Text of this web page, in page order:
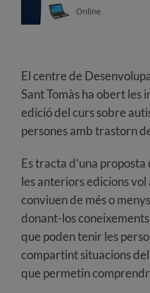
El centre de
Sant Tomàs ha obert les
edició del curs sobre
persones amb trastorn
Es tracta d’una
les anteriors edicions vol
conviuen de més o
donant-los
que poden tenir les
compartint situacions
que permetin